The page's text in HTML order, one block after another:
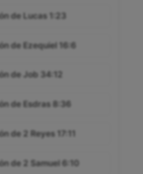
de Lucas 1:23
de Ezequiel 16:6
de Job 34:12
de Esdras 8:36
de 2 Reyes 17:11
de 2 Samuel 6:10